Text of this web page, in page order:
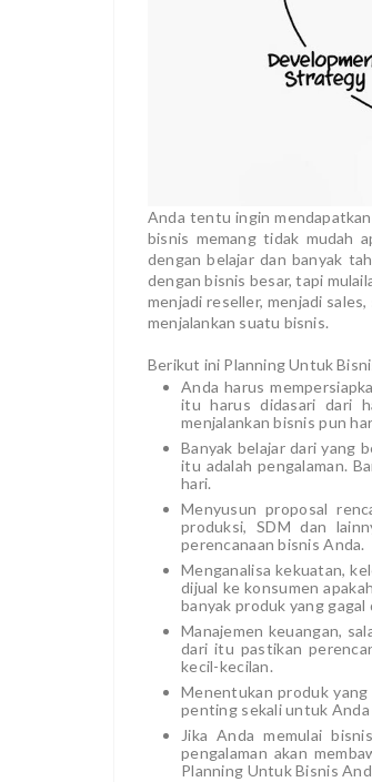
Anda tentu ingin
bisnis memang tidak mudah
dengan belajar dan banyak
dengan bisnis besar, tapi
menjadi reseller, menjadi
menjalankan suatu bisnis.
Berikut ini Planning Untuk
Anda harus
itu harus didasari dari
menjalankan bisnis pun
Banyak belajar dari yang
itu adalah pengalaman.
hari.
Menyusun proposal
produksi, SDM dan
perencanaan bisnis Anda.
Menganalisa kekuatan,
dijual ke konsumen
banyak produk yang
Manajemen keuangan,
dari itu pastikan
kecil-kecilan.
Menentukan produk yang
penting sekali untuk Anda
Jika Anda memulai
pengalaman akan
Planning Untuk Bisnis